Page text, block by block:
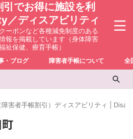
引でお得に施設を利
／ディスアビリティ
ーポンなど各種減免制度のある
報を掲載しています（身体障害
祉保健、療育手帳）
・ブログ 障害者手帳について 全
害者手帳割引）ディスアビリティ |